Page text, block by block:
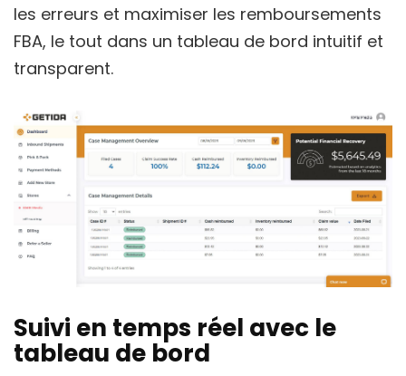
les erreurs et maximiser les remboursements
FBA, le tout dans un tableau de bord intuitif et
transparent.
Suivi en temps réel avec le
tableau de bord